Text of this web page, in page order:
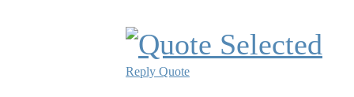
Reply Quote